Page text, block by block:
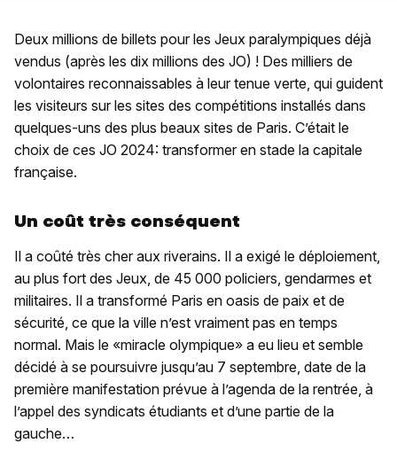
Deux millions de billets pour les Jeux paralympiques déjà
vendus (après les dix millions des JO) ! Des milliers de
volontaires reconnaissables à leur tenue verte, qui guident
les visiteurs sur les sites des compétitions installés dans
quelques-uns des plus beaux sites de Paris. C’était le
choix de ces JO 2024: transformer en stade la capitale
française.
Un coût très conséquent
Il a coûté très cher aux riverains. Il a exigé le déploiement,
au plus fort des Jeux, de 45 000 policiers, gendarmes et
militaires. Il a transformé Paris en oasis de paix et de
sécurité, ce que la ville n’est vraiment pas en temps
normal. Mais le «miracle olympique» a eu lieu et semble
décidé à se poursuivre jusqu’au 7 septembre, date de la
première manifestation prévue à l’agenda de la rentrée, à
l’appel des syndicats étudiants et d’une partie de la
gauche…